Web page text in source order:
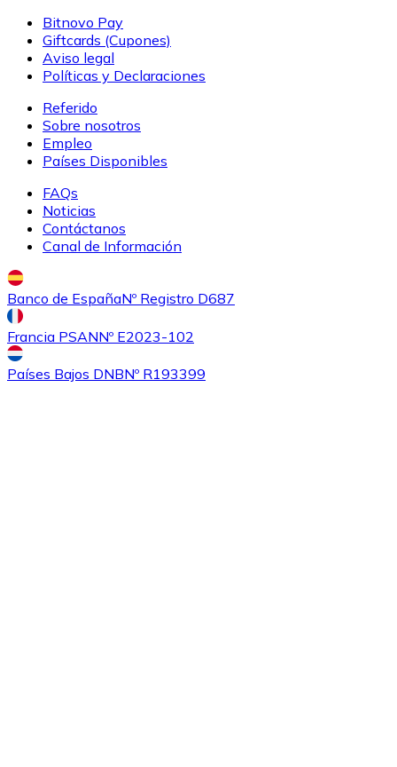
Bitnovo Pay
Giftcards (Cupones)
Aviso legal
Políticas y Declaraciones
Referido
Sobre nosotros
Empleo
Países Disponibles
FAQs
Noticias
Contáctanos
Canal de Información
Banco de EspañaNº Registro D687
Francia PSANNº E2023-102
Países Bajos DNBNº R193399